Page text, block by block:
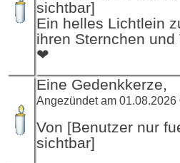
sichtbar]
Ein helles Lichtlein
ihren Sternchen
❤
Eine Gedenkkerze,
Angezündet am 01.08.2026
Von [Benutzer nur
sichtbar]